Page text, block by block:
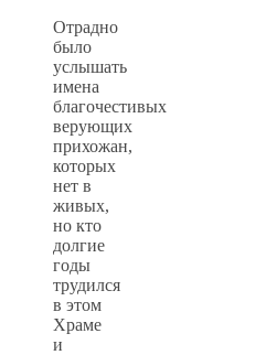
Отрадно
было
услышать
имена
благочестивых
верующих
прихожан,
которых
нет в
живых,
но кто
долгие
годы
трудился
в этом
Храме
и